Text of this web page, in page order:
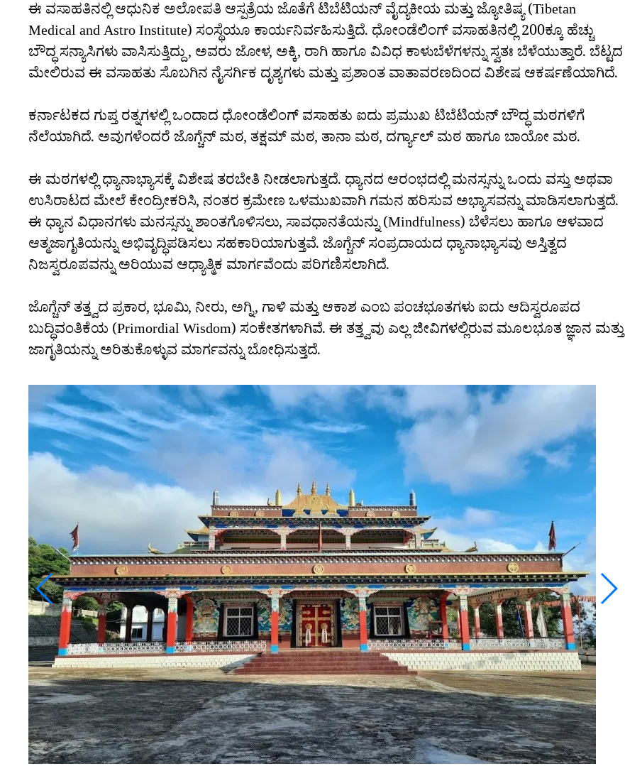
ಈ ವಸಾಹತಿನಲ್ಲಿ ಆಧುನಿಕ ಅಲೋಪತಿ ಆಸ್ಪತ್ರೆಯ ಜೊತೆಗೆ ಟಿಬೆಟಿಯನ್ ವೈದ್ಯಕೀಯ ಮತ್ತು ಜ್ಯೋತಿಷ್ಯ (Tibetan
Medical and Astro Institute) ಸಂಸ್ಥೆಯೂ ಕಾರ್ಯನಿರ್ವಹಿಸುತ್ತಿದೆ. ಧೋಂಡೆಲಿಂಗ್ ವಸಾಹತಿನಲ್ಲಿ 200ಕ್ಕೂ ಹೆಚ್ಚು
ಬೌದ್ಧ ಸನ್ಯಾಸಿಗಳು ವಾಸಿಸುತ್ತಿದ್ದು, ಅವರು ಜೋಳ, ಅಕ್ಕಿ, ರಾಗಿ ಹಾಗೂ ವಿವಿಧ ಕಾಳುಬೆಳೆಗಳನ್ನು ಸ್ವತಃ ಬೆಳೆಯುತ್ತಾರೆ. ಬೆಟ್ಟದ
ಮೇಲಿರುವ ಈ ವಸಾಹತು ಸೊಬಗಿನ ನೈಸರ್ಗಿಕ ದೃಶ್ಯಗಳು ಮತ್ತು ಪ್ರಶಾಂತ ವಾತಾವರಣದಿಂದ ವಿಶೇಷ ಆಕರ್ಷಣೆಯಾಗಿದೆ.
ಕರ್ನಾಟಕದ ಗುಪ್ತ ರತ್ನಗಳಲ್ಲಿ ಒಂದಾದ ಧೋಂಡೆಲಿಂಗ್ ವಸಾಹತು ಐದು ಪ್ರಮುಖ ಟಿಬೆಟಿಯನ್ ಬೌದ್ಧ ಮಠಗಳಿಗೆ
ನೆಲೆಯಾಗಿದೆ. ಅವುಗಳೆಂದರೆ ಜೊಗ್ಚೆನ್ ಮಠ, ತಕ್ಷಮ್ ಮಠ, ತಾನಾ ಮಠ, ದರ್ಗ್ಯಾಲ್ ಮಠ ಹಾಗೂ ಬಾಯೋ ಮಠ.
ಈ ಮಠಗಳಲ್ಲಿ ಧ್ಯಾನಾಭ್ಯಾಸಕ್ಕೆ ವಿಶೇಷ ತರಬೇತಿ ನೀಡಲಾಗುತ್ತದೆ. ಧ್ಯಾನದ ಆರಂಭದಲ್ಲಿ ಮನಸ್ಸನ್ನು ಒಂದು ವಸ್ತು ಅಥವಾ
ಉಸಿರಾಟದ ಮೇಲೆ ಕೇಂದ್ರೀಕರಿಸಿ, ನಂತರ ಕ್ರಮೇಣ ಒಳಮುಖವಾಗಿ ಗಮನ ಹರಿಸುವ ಅಭ್ಯಾಸವನ್ನು ಮಾಡಿಸಲಾಗುತ್ತದೆ.
ಈ ಧ್ಯಾನ ವಿಧಾನಗಳು ಮನಸ್ಸನ್ನು ಶಾಂತಗೊಳಿಸಲು, ಸಾವಧಾನತೆಯನ್ನು (Mindfulness) ಬೆಳೆಸಲು ಹಾಗೂ ಆಳವಾದ
ಆತ್ಮಜಾಗೃತಿಯನ್ನು ಅಭಿವೃದ್ಧಿಪಡಿಸಲು ಸಹಕಾರಿಯಾಗುತ್ತವೆ. ಜೊಗ್ಚೆನ್ ಸಂಪ್ರದಾಯದ ಧ್ಯಾನಾಭ್ಯಾಸವು ಅಸ್ತಿತ್ವದ
ನಿಜಸ್ವರೂಪವನ್ನು ಅರಿಯುವ ಆಧ್ಯಾತ್ಮಿಕ ಮಾರ್ಗವೆಂದು ಪರಿಗಣಿಸಲಾಗಿದೆ.
ಜೊಗ್ಚೆನ್ ತತ್ತ್ವದ ಪ್ರಕಾರ, ಭೂಮಿ, ನೀರು, ಅಗ್ನಿ, ಗಾಳಿ ಮತ್ತು ಆಕಾಶ ಎಂಬ ಪಂಚಭೂತಗಳು ಐದು ಆದಿಸ್ವರೂಪದ
ಬುದ್ಧಿವಂತಿಕೆಯ (Primordial Wisdom) ಸಂಕೇತಗಳಾಗಿವೆ. ಈ ತತ್ತ್ವವು ಎಲ್ಲ ಜೀವಿಗಳಲ್ಲಿರುವ ಮೂಲಭೂತ ಜ್ಞಾನ ಮತ್ತು
ಜಾಗೃತಿಯನ್ನು ಅರಿತುಕೊಳ್ಳುವ ಮಾರ್ಗವನ್ನು ಬೋಧಿಸುತ್ತದೆ.